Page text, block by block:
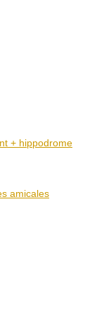
+ hippodrome
amicales